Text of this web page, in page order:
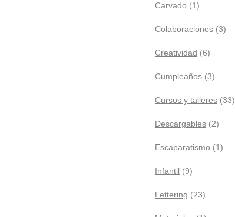
Carvado (1)
Colaboraciones(3)
Creatividad (6)
Cumpleaños(3)
Cursos y talleres(33)
Descargables(2)
Escaparatismo (1)
Infantil (9)
Lettering (23)